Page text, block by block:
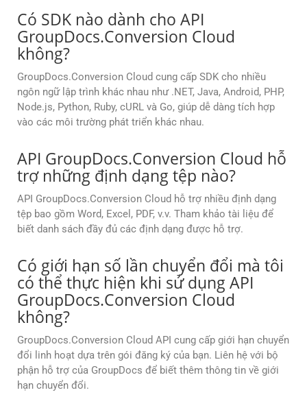
Có SDK nào dành cho API
GroupDocs.Conversion Cloud
không?
GroupDocs.Conversion Cloud cung cấp SDK cho nhiều
ngôn ngữ lập trình khác nhau như .NET, Java, Android, PHP,
Node.js, Python, Ruby, cURL và Go, giúp dễ dàng tích hợp
vào các môi trường phát triển khác nhau.
API GroupDocs.Conversion Cloud hỗ
trợ những định dạng tệp nào?
API GroupDocs.Conversion Cloud hỗ trợ nhiều định dạng
tệp bao gồm Word, Excel, PDF, v.v. Tham khảo tài liệu để
biết danh sách đầy đủ các định dạng được hỗ trợ.
Có giới hạn số lần chuyển đổi mà tôi
có thể thực hiện khi sử dụng API
GroupDocs.Conversion Cloud
không?
GroupDocs.Conversion Cloud API cung cấp giới hạn chuyển
đổi linh hoạt dựa trên gói đăng ký của bạn. Liên hệ với bộ
phận hỗ trợ của GroupDocs để biết thêm thông tin về giới
hạn chuyển đổi.